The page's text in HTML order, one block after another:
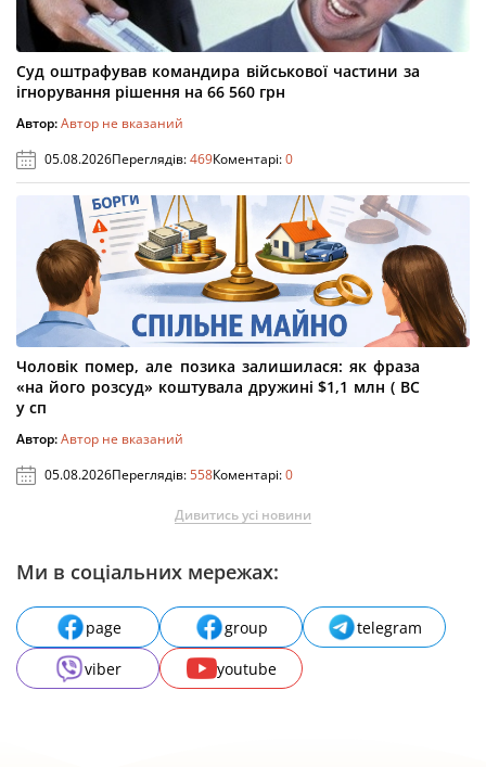
Суд оштрафував командира військової частини за
ігнорування рішення на 66 560 грн
Автор:Автор не вказаний
05.08.2026Переглядів:469Коментарі:0
Чоловік помер, але позика залишилася: як фраза
«на його розсуд» коштувала дружині $1,1 млн ( ВС
у сп
Автор:Автор не вказаний
05.08.2026Переглядів:558Коментарі:0
Дивитись усі новини
Ми в соціальних мережах:
page group
telegram
viber
youtube